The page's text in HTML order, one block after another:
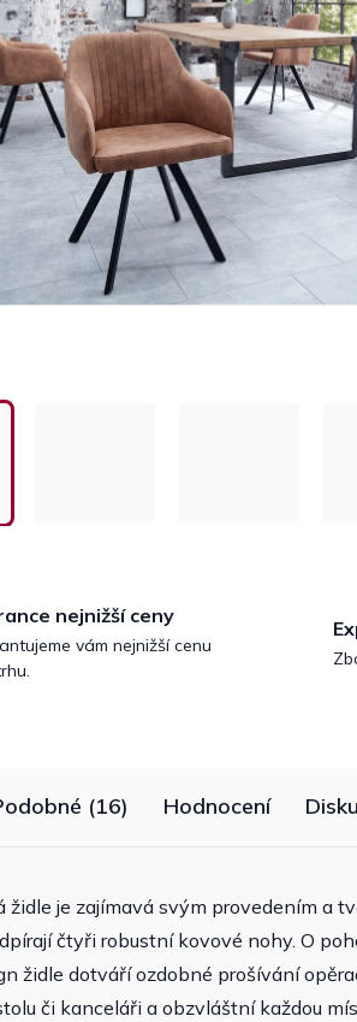
nejnižší ceny
vám nejnižší cenu
(16) Hodnocení
židle je zajímavá svým provedením a
čtyři robustní kovové nohy. O
židle dotváří ozdobné prošívání
či kanceláři a obzvláštní každou